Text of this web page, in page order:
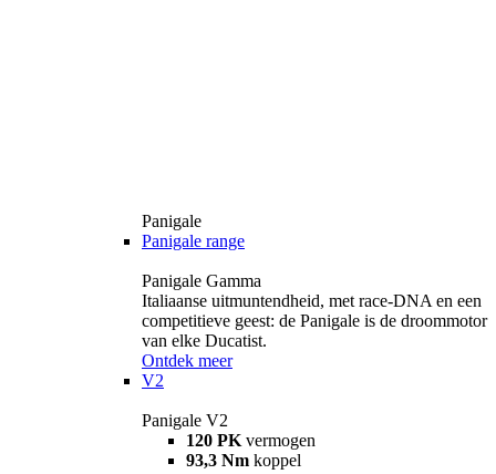
Panigale
Panigale range
Panigale Gamma
Italiaanse uitmuntendheid, met race-DNA en een
competitieve geest: de Panigale is de droommotor
van elke Ducatist.
Ontdek meer
V2
Panigale V2
120 PK vermogen
93,3 Nm koppel